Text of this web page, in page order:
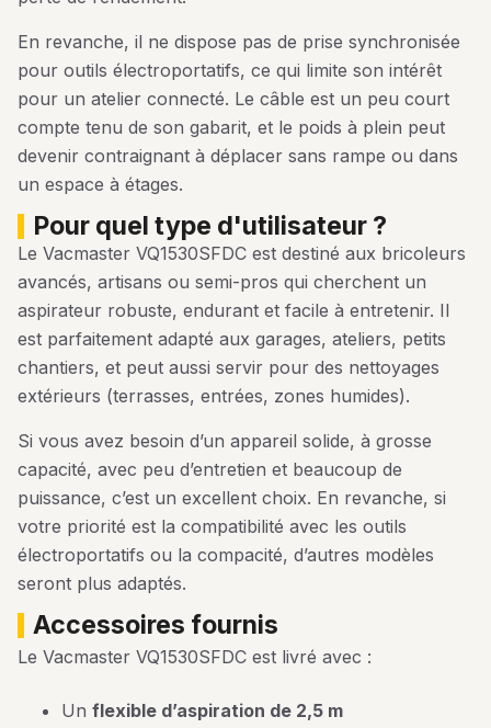
En revanche, il ne dispose pas de prise synchronisée
pour outils électroportatifs, ce qui limite son intérêt
pour un atelier connecté. Le câble est un peu court
compte tenu de son gabarit, et le poids à plein peut
devenir contraignant à déplacer sans rampe ou dans
un espace à étages.
pour quel type d'utilisateur ?
Le Vacmaster VQ1530SFDC est destiné aux bricoleurs
avancés, artisans ou semi-pros qui cherchent un
aspirateur robuste, endurant et facile à entretenir. Il
est parfaitement adapté aux garages, ateliers, petits
chantiers, et peut aussi servir pour des nettoyages
extérieurs (terrasses, entrées, zones humides).
Si vous avez besoin d’un appareil solide, à grosse
capacité, avec peu d’entretien et beaucoup de
puissance, c’est un excellent choix. En revanche, si
votre priorité est la compatibilité avec les outils
électroportatifs ou la compacité, d’autres modèles
seront plus adaptés.
accessoires fournis
Le Vacmaster VQ1530SFDC est livré avec :
Un flexible d’aspiration de 2,5 m